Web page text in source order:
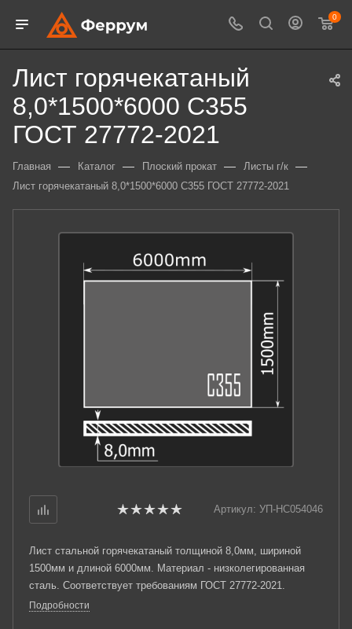
0
Лист горячекатаный
8,0*1500*6000 С355
ГОСТ 27772-2021
Главная — Каталог — Плоский прокат — Листы г/к —
Лист горячекатаный 8,0*1500*6000 С355 ГОСТ 27772-2021
Артикул: УП-НС054046
Лист стальной горячекатаный толщиной 8,0мм, шириной
1500мм и длиной 6000мм. Материал - низколегированная
сталь. Соответствует требованиям ГОСТ 27772-2021.
Подробности